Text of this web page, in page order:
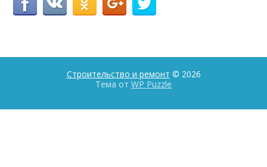
Строительство и ремонт © 2026
Тема от WP Puzzle